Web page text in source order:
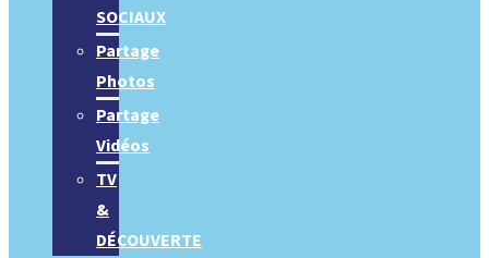
SOCIAUX
Partage
Photos
Partage
Vidéos
TV
&
DÉCOUVERTE